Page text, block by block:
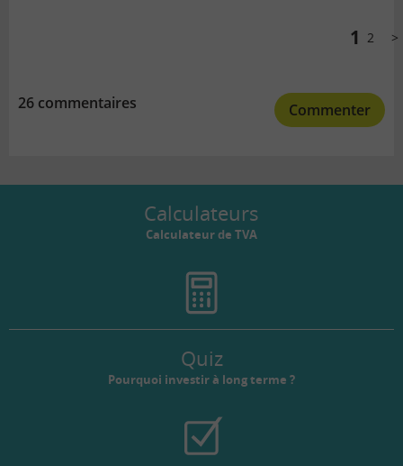
1 2
26 commentaires Commenter
Calculateurs
Calculateur de TVA
Quiz
Pourquoi investir à long terme ?